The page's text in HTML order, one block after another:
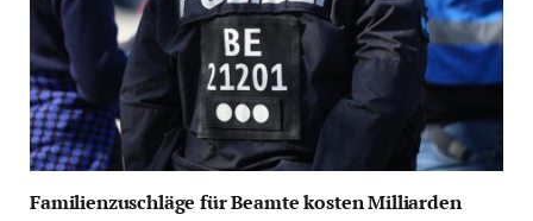
Familienzuschläge für Beamte kosten Milliarden